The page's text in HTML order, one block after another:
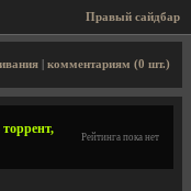
Правый сайдбар
видео
комментариям (0 шт.)
Рейтинга пока нет